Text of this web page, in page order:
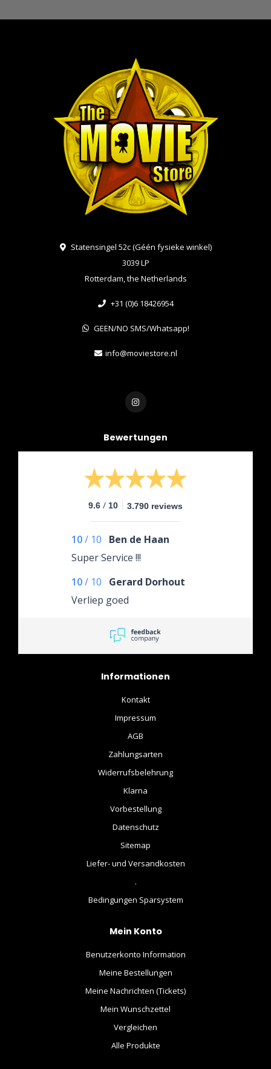
Statensingel 52c (Géén fysieke winkel)
3039 LP
Rotterdam, the Netherlands
+31 (0)6 18426954
GEEN/NO SMS/Whatsapp!
info@moviestore.nl
Bewertungen
9.6 / 10 3.790 reviews
10/ 10
Ben de Haan
Super Service !!!
10/ 10
Gerard Dorhout
Verliep goed
Informationen
Kontakt
Impressum
AGB
Zahlungsarten
Widerrufsbelehrung
Klarna
Vorbestellung
Datenschutz
Sitemap
Liefer- und Versandkosten
.
Bedingungen Sparsystem
Mein Konto
Benutzerkonto Information
Meine Bestellungen
Meine Nachrichten (Tickets)
Mein Wunschzettel
Vergleichen
Alle Produkte